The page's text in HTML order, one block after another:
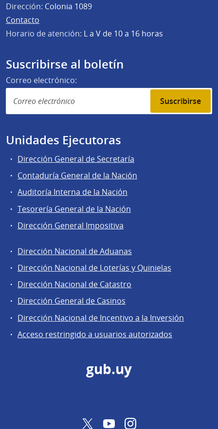
Dirección: Colonia 1089
Contacto
Horario de atención: L a V de 10 a 16 horas
Suscribirse al boletín
Correo electrónico:
Suscribirse
Unidades Ejecutoras
Dirección General de Secretaría
Contaduría General de la Nación
Auditoría Interna de la Nación
Tesorería General de la Nación
Dirección General Impositiva
Áreas
de
la
Dirección
General
de
Secretaría
Dirección Nacional de Aduanas
Dirección Nacional de Loterías y Quinielas
Dirección Nacional de Catastro
Dirección General de Casinos
Dirección Nacional de Incentivo a la Inversión
Acceso restringido a usuarios autorizados
gub.uy
TwitterYouTubeInstagram